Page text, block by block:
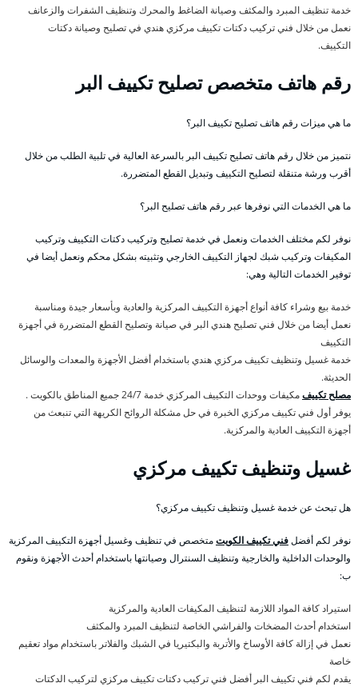
خدمة تنظيف المبرد والمكثف وصيانة الضاغط والمحرك وتنظيف الشفرات والزعانف
نعمل من خلال فني تركيب دكتات تكييف مركزي هندي في تصليح وصيانة دكتات
التكييف.
رقم هاتف متخصص تصليح تكييف البر
ما هي ميزات رقم هاتف تصليح تكييف البر؟
نتميز من خلال رقم هاتف تصليح تكييف البر بالسرعة العالية في تلبية الطلب من خلال
أقرب ورشة متنقلة لتصليح التكييف وتبديل القطع المتضررة.
ما هي الخدمات التي نوفرها عبر رقم هاتف تصليح البر؟
نوفر لكم مختلف الخدمات ونعمل في خدمة تصليح وتركيب دكتات التكييف وتركيب
المكيفات وتركيب شبك لجهاز التكييف الخارجي وتثبيته بشكل محكم ونعمل أيضا في
توفير الخدمات التالية وهي:
خدمة بيع وشراء كافة أنواع أجهزة التكييف المركزية والعادية وبأسعار جيدة ومناسبة
نعمل أيضا من خلال فني تصليح هندي البر في صيانة وتصليح القطع المتضررة في أجهزة
التكييف
خدمة غسيل وتنظيف تكييف مركزي هندي باستخدام أفضل الأجهزة والمعدات والوسائل
الحديثة.
مصلح تكييفمكيفات ووحدات التكييف المركزي خدمة 24/7 جميع المناطق بالكويت .
يوفر أول فني تكييف مركزي الخبرة في حل مشكلة الروائح الكريهة التي تنبعث من
أجهزة التكييف العادية والمركزية.
غسيل وتنظيف تكييف مركزي
هل تبحث عن خدمة غسيل وتنظيف تكييف مركزي؟
نوفر لكم أفضلفني تكييف الكويتمتخصص في تنظيف وغسيل أجهزة التكييف المركزية
والوحدات الداخلية والخارجية وتنظيف السنترال وصيانتها باستخدام أحدث الأجهزة ونقوم
ب:
استيراد كافة المواد اللازمة لتنظيف المكيفات العادية والمركزية
استخدام أحدث المضخات والفراشي الخاصة لتنظيف المبرد والمكثف
نعمل في إزالة كافة الأوساخ والأتربة والبكتيريا في الشبك والفلاتر باستخدام مواد تعقيم
خاصة
يقدم لكم فني تكييف البر أفضل فني تركيب دكتات تكييف مركزي لتركيب الدكتات